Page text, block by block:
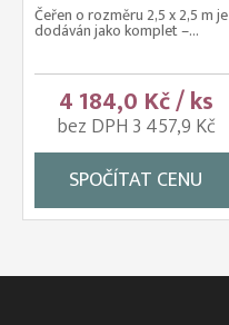
Čeřen o rozměru 2,5 x 2,5 m je
dodáván jako komplet –...
4 184,0 Kč / ks
bez DPH 3 457,9 Kč
SPOČÍTAT CENU